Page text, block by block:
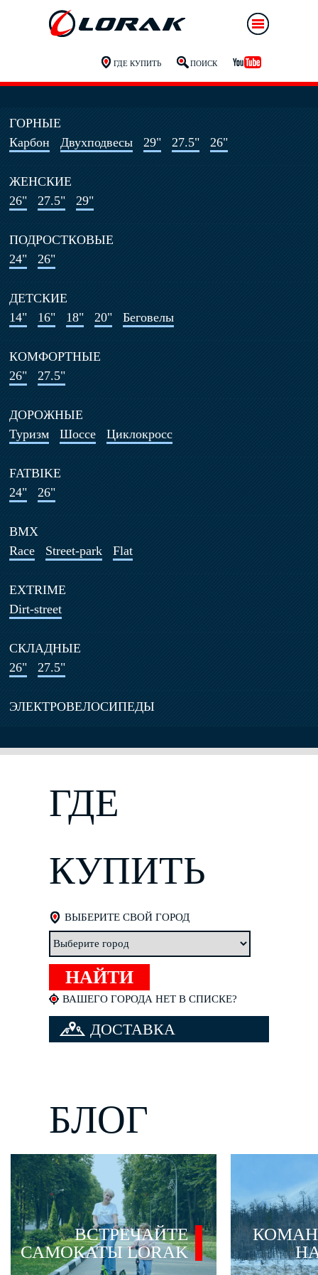
ГДЕ КУПИТЬ ПОИСК
ГОРНЫЕ
Карбон
Двухподвесы 29" 27.5" 26"
ЖЕНСКИЕ
26"
27.5" 29"
ПОДРОСТКОВЫЕ
24"
26"
ДЕТСКИЕ
14"
16" 18" 20" Беговелы
КОМФОРТНЫЕ
26"
27.5"
ДОРОЖНЫЕ
Туризм
Шоссе Циклокросс
FATBIKE
24"
26"
BMX
Race
Street-park Flat
EXTRIME
Dirt-street
СКЛАДНЫЕ
26"
27.5"
ЭЛЕКТРОВЕЛОСИПЕДЫ
ГДЕ
КУПИТЬ
ВЫБЕРИТЕ СВОЙ ГОРОД
ВАШЕГО ГОРОДА НЕТ В СПИСКЕ?
ДОСТАВКА
БЛОГ
ВСТРЕЧАЙТЕ
САМОКАТЫ LORAK